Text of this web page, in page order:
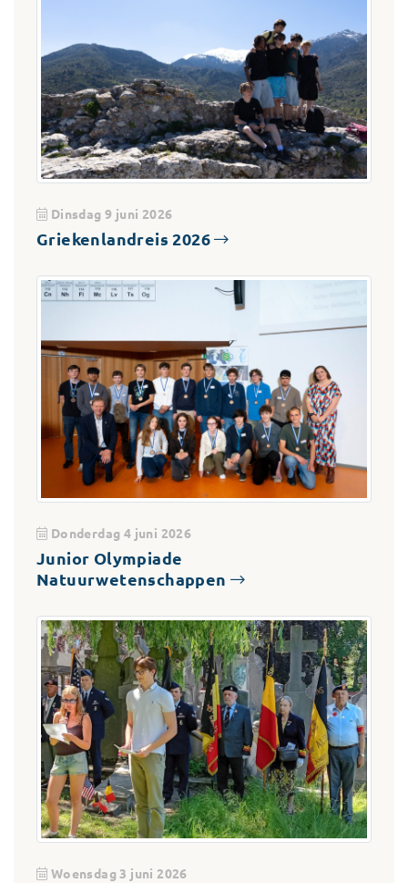
Dinsdag 9 juni 2026
Griekenlandreis 2026
Donderdag 4 juni 2026
Junior Olympiade
Natuurwetenschappen
Woensdag 3 juni 2026